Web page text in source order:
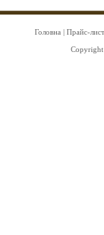
Головна | Прайс-лист